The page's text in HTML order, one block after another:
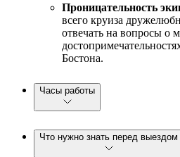
Проницательность
всего круиза
отвечать на вопросы о
Бостона.
Часы работы
Что нужно знать перед выездом